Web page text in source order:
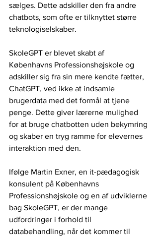
sælges. Dette adskiller den fra andre
chatbots, som ofte er tilknyttet større
teknologiselskaber.
SkoleGPT er blevet skabt af
Københavns Professionshøjskole og
adskiller sig fra sin mere kendte fætter,
ChatGPT, ved ikke at indsamle
brugerdata med det formål at tjene
penge. Dette giver lærerne mulighed
for at bruge chatbotten uden bekymring
og skaber en tryg ramme for elevernes
interaktion med den.
Ifølge Martin Exner, en it-pædagogisk
konsulent på Københavns
Professionshøjskole og en af udviklerne
bag SkoleGPT, er der mange
udfordringer i forhold til
databehandling, når det kommer til